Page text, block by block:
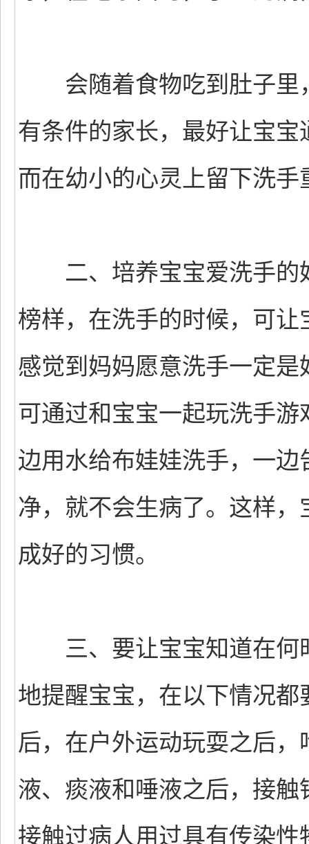
会随着食物吃到肚子里
有条件的家长，最好让宝
而在幼小的心灵上留下洗手
二、培养宝宝爱洗手的
榜样，在洗手的时候，可
感觉到妈妈愿意洗手一定
可通过和宝宝一起玩洗手
边用水给布娃娃洗手，一
净，就不会生病了。这样
成好的习惯。
三、要让宝宝知道在何
地提醒宝宝，在以下情况
后，在户外运动玩耍之后
液、痰液和唾液之后，接
接触过病人用过具有传染